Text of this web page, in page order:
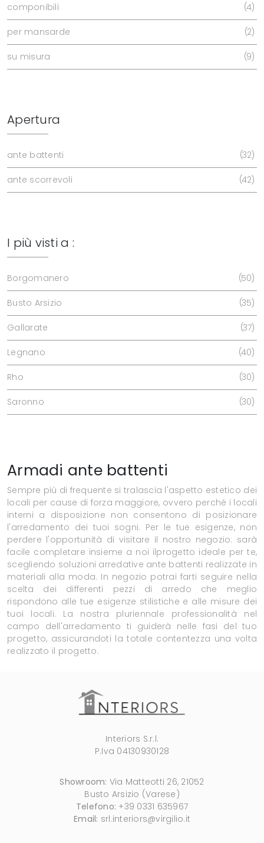
componibili 4
per mansarde 2
su misura 9
Apertura
ante battenti 32
ante scorrevoli 42
I più visti a :
Borgomanero 50
Busto Arsizio 35
Gallarate 37
Legnano 40
Rho 30
Saronno 30
Armadi ante battenti
Sempre più di frequente si tralascia l'aspetto estetico dei
locali per cause di forza maggiore, ovvero perché i locali
interni a disposizione non consentono di posizionare
l'arredamento dei tuoi sogni. Per le tue esigenze, non
perdere l'opportunità di visitare il nostro negozio: sarà
facile completare insieme a noi ilprogetto ideale per te,
scegliendo soluzioni arredative ante battenti realizzate in
materiali alla moda. In negozio potrai farti seguire nella
scelta dei differenti pezzi di arredo che meglio
rispondono alle tue esigenze stilistiche e alle misure dei
tuoi locali. La nostra pluriennale professionalità nel
campo dell'arredamento ti guiderà nelle fasi del tuo
progetto, assicurandoti la totale contentezza una volta
realizzato il progetto.
Interiors S.r.l.
P.Iva 04130930128
Showroom: Via Matteotti 26, 21052
Busto Arsizio (Varese)
Telefono: +39 0331 635967
Email: srl.interiors@virgilio.it